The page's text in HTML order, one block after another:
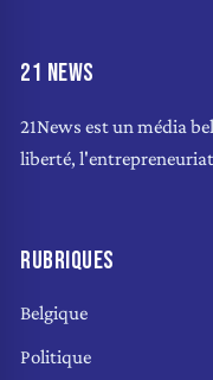
21 NEWS
21News est un média
liberté,
RUBRIQUES
Belgique
Politique